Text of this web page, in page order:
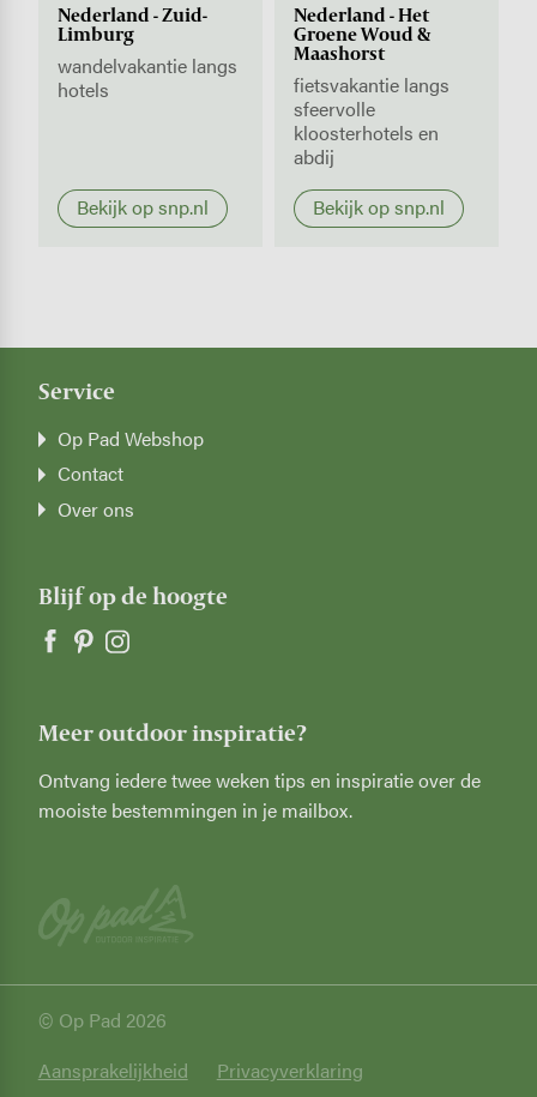
Nederland - Zuid-
Limburg
wandelvakantie langs
hotels
Bekijk op snp.nl
Nederland - Het
Groene Woud &
Maashorst
fietsvakantie langs
sfeervolle
kloosterhotels en
abdij
Bekijk op snp.nl
Service
Op Pad Webshop
Contact
Over ons
Blijf op de hoogte
Meer outdoor inspiratie?
Ontvang iedere twee weken tips en inspiratie over de
mooiste bestemmingen in je mailbox.
© Op Pad 2026
Privacy
Aansprakelijkheid Privacyverklaring